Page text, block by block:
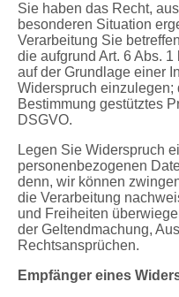
Sie haben das Recht,
besonderen Situation
Verarbeitung Sie
die aufgrund Art. 6 Abs.
auf der Grundlage einer
Widerspruch einzulegen;
Bestimmung gestütztes
DSGVO.
Legen Sie Widerspruch
personenbezogenen
denn, wir können
die Verarbeitung
und Freiheiten
der Geltendmachung,
Rechtsansprüchen.
Empfänger eines